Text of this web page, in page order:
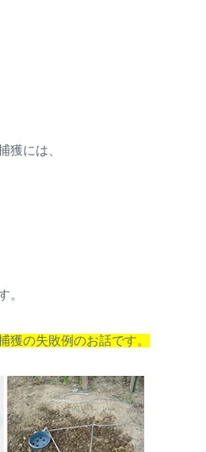
獲には、
。
獲の失敗例のお話です。